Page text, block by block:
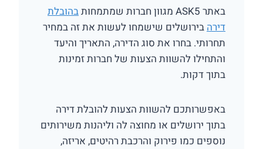
באתר ASK5 מגוון חברות שמתמחות
בהובלת
דירהבירושלים שישמחו לעשות את זה במחיר
תחרותי. בחרו את סוג הדירה, התאריך והיעד
והתחילו להשוות הצעות של חברות זמינות
בתוך דקות.
באפשרותכם להשוות הצעות להובלת דירה
בתוך ירושלים או מחוצה לה וליהנות משירותים
נוספים כמו פירוק והרכבת רהיטים, אריזה,